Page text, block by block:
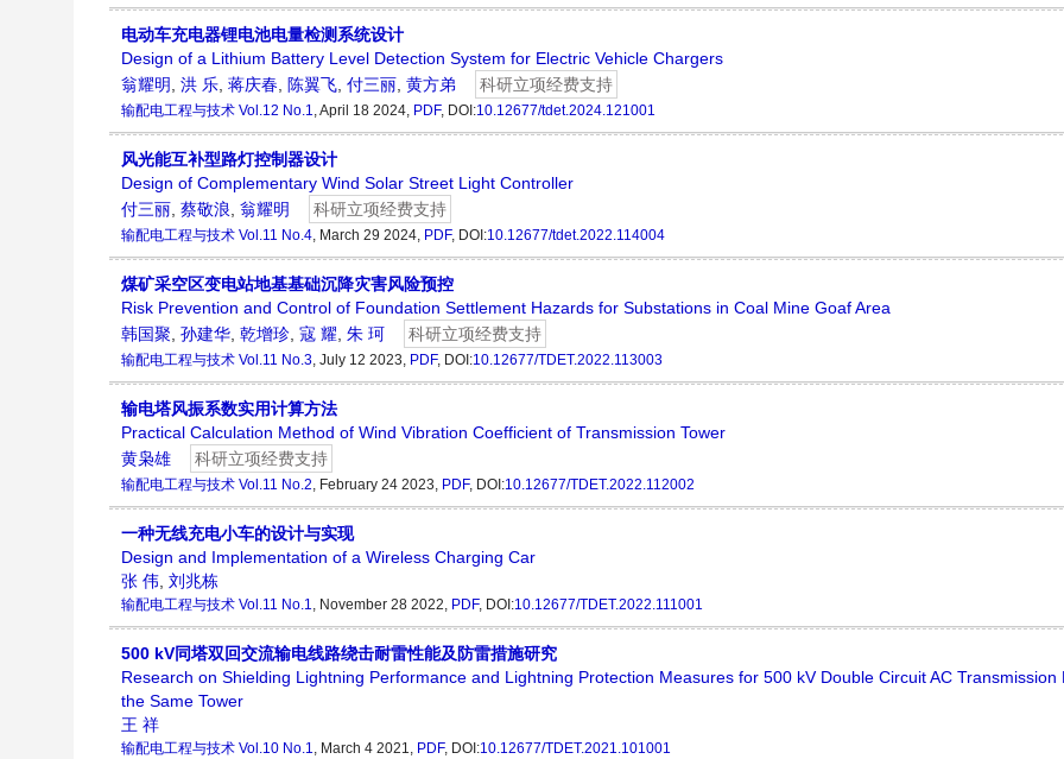
电动车充电器锂电池电量检测系统设计
Design of a Lithium Battery Level Detection System for Electric Vehicle Chargers
翁耀明
洪 乐 蒋庆春 陈翼飞 付三丽 黄方弟 科研立项经费支持
输配电工程与技术 Vol.12 No.1, April 18 2024, PDF, DOI:10.12677/tdet.2024.121001
风光能互补型路灯控制器设计
Design of Complementary Wind Solar Street Light Controller
付三丽 蔡敬浪 翁耀明 科研立项经费支持
输配电工程与技术 Vol.11 No.4, March 29 2024, PDF, DOI:10.12677/tdet.2022.114004
煤矿采空区变电站地基基础沉降灾害风险预控
Risk Prevention and Control of Foundation Settlement Hazards for Substations in Coal Mine Goaf Area
韩国聚 孙建华 乾增珍 寇 耀 朱 珂 科研立项经费支持
输配电工程与技术 Vol.11 No.3, July 12 2023, PDF, DOI:10.12677/TDET.2022.113003
输电塔风振系数实用计算方法
Practical Calculation Method of Wind Vibration Coefficient of Transmission Tower
黄枭雄
科研立项经费支持
输配电工程与技术 Vol.11 No.2, February 24 2023, PDF, DOI:10.12677/TDET.2022.112002
一种无线充电小车的设计与实现
Design and Implementation of a Wireless Charging Car
张 伟 刘兆栋
输配电工程与技术 Vol.11 No.1, November 28 2022, PDF, DOI:10.12677/TDET.2022.111001
500 kV同塔双回交流输电线路绕击耐雷性能及防雷措施研究
Research on Shielding Lightning Performance and Lightning Protection Measures for 500 kV Double Circuit AC Transmission
the Same Tower
王 祥
输配电工程与技术 Vol.10 No.1, March 4 2021, PDF, DOI:10.12677/TDET.2021.101001